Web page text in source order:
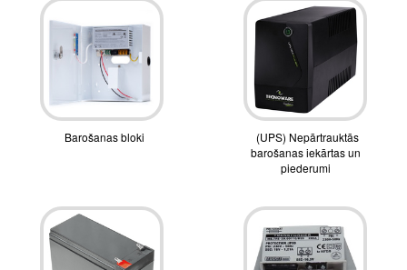
Barošanas bloki
(UPS) Nepārtrauktās
barošanas iekārtas un
piederumi